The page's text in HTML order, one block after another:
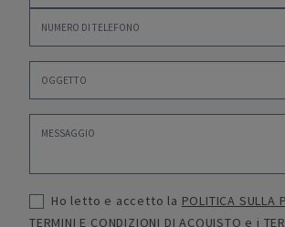
Ho letto e accetto la POLITICA SULLA
TERMINI E CONDIZIONI DI ACQUISTO e i